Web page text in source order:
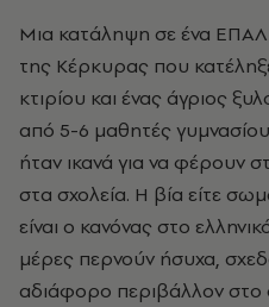
Μια κατάληψη σε ένα ΕΠΑΛ
της Κέρκυρας που
κτιρίου και ένας άγριος
από 5-6 μαθητές
ήταν ικανά για να φέρουν
στα σχολεία. Η βία είτε
είναι ο κανόνας στο
μέρες περνούν ήσυχα,
αδιάφορο περιβάλλον στο